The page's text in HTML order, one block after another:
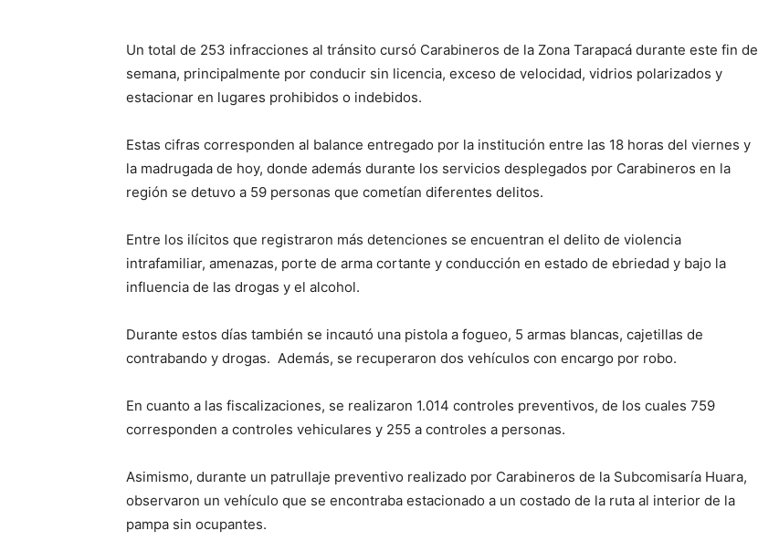
Un total de 253 infracciones al tránsito cursó Carabineros de la Zona Tarapacá durante este fin de
semana, principalmente por conducir sin licencia, exceso de velocidad, vidrios polarizados y
estacionar en lugares prohibidos o indebidos.
Estas cifras corresponden al balance entregado por la institución entre las 18 horas del viernes y
la madrugada de hoy, donde además durante los servicios desplegados por Carabineros en la
región se detuvo a 59 personas que cometían diferentes delitos.
Entre los ilícitos que registraron más detenciones se encuentran el delito de violencia
intrafamiliar, amenazas, porte de arma cortante y conducción en estado de ebriedad y bajo la
influencia de las drogas y el alcohol.
Durante estos días también se incautó una pistola a fogueo, 5 armas blancas, cajetillas de
contrabando y drogas. Además, se recuperaron dos vehículos con encargo por robo.
En cuanto a las fiscalizaciones, se realizaron 1.014 controles preventivos, de los cuales 759
corresponden a controles vehiculares y 255 a controles a personas.
Asimismo, durante un patrullaje preventivo realizado por Carabineros de la Subcomisaría Huara,
observaron un vehículo que se encontraba estacionado a un costado de la ruta al interior de la
pampa sin ocupantes.